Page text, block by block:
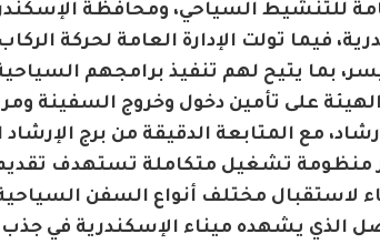
للتنشيط السياحي، ومحافظة
فيما تولت الإدارة العامة لحركة
بما يتيح لهم تنفيذ برامجهم السياحية
على تأمين دخول وخروج السفينة
مع المتابعة الدقيقة من برج
منظومة تشغيل متكاملة تستهدف
الذي يشهده ميناء الإسكندرية في